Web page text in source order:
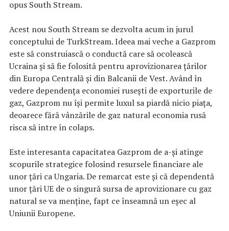
opus South Stream.
Acest nou South Stream se dezvolta acum in jurul
conceptului de TurkStream. Ideea mai veche a Gazprom
este să construiască o conductă care să ocolească
Ucraina și să fie folosită pentru aprovizionarea țărilor
din Europa Centrală și din Balcanii de Vest. Având în
vedere dependența economiei rusești de exporturile de
gaz, Gazprom nu își permite luxul sa piardă nicio piața,
deoarece fără vânzările de gaz natural economia rusă
risca să intre în colaps.
Este interesanta capacitatea Gazprom de a-și atinge
scopurile strategice folosind resursele financiare ale
unor țări ca Ungaria. De remarcat este și că dependentă
unor țări UE de o singură sursa de aprovizionare cu gaz
natural se va menține, fapt ce înseamnă un eșec al
Uniunii Europene.